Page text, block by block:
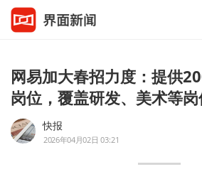
网易加大春招力度：提供
岗位，覆盖研发、美术等
快报
2026年04月02日 03:21